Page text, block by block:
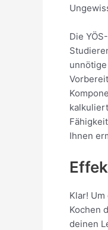
Die
Ihnen
Klar!
Kochen
deinen